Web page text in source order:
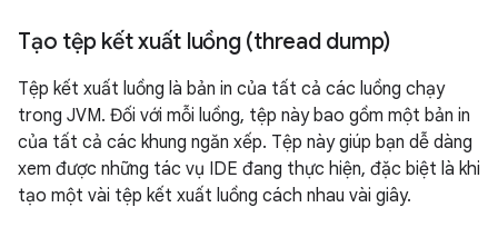
Tạo tệp kết xuất luồng (thread dump)
Tệp kết xuất luồng là bản in của tất cả các luồng chạy
trong JVM. Đối với mỗi luồng, tệp này bao gồm một bản in
của tất cả các khung ngăn xếp. Tệp này giúp bạn dễ dàng
xem được những tác vụ IDE đang thực hiện, đặc biệt là khi
tạo một vài tệp kết xuất luồng cách nhau vài giây.